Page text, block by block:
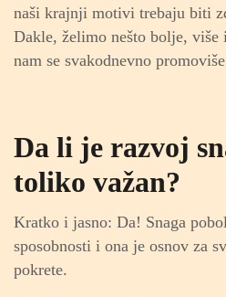
naši krajnji motivi trebaju biti
Dakle, želimo nešto bolje, više
nam se svakodnevno
Da li je razvoj
toliko važan?
Kratko i jasno: Da! Snaga
sposobnosti i ona je osnov za
pokrete.